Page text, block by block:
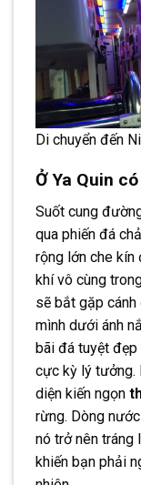
Di chuyển đến
Ở Ya Quin
Suốt cung
qua phiến đá
rộng lớn che kín
khí vô cùng
sẽ bắt gặp
mình dưới ánh
bãi đá tuyệt đẹp
cực kỳ lý tưởng.
diện kiến ngọn
rừng. Dòng
nó trở nên tráng
khiến bạn phải